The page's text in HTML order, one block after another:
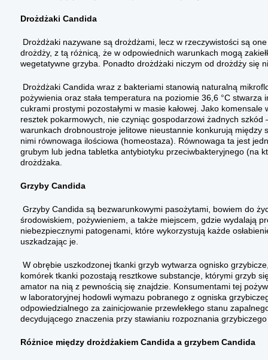
Drożdżaki Candida
Drożdżaki nazywane są drożdżami, lecz w rzeczywistości są
drożdży, z tą różnicą, że w odpowiednich warunkach mogą
wegetatywne grzyba. Ponadto drożdżaki niczym od drożdży się
Drożdżaki Candida wraz z bakteriami stanowią naturalną
pożywienia oraz stała temperatura na poziomie 36,6 °C
cukrami prostymi pozostałymi w masie kałowej. Jako
resztek pokarmowych, nie czyniąc gospodarzowi żadnych
warunkach drobnoustroje jelitowe nieustannie konkurują
nimi równowaga ilościowa (homeostaza). Równowaga ta jest
grubym lub jedna tabletka antybiotyku przeciwbakteryjnego (na
drożdżaka.
Grzyby Candida
Grzyby Candida są bezwarunkowymi pasożytami, bowiem do
środowiskiem, pożywieniem, a także miejscem, gdzie wydalają
niebezpiecznymi patogenami, które wykorzystują każde
uszkadzając je.
W obrębie uszkodzonej tkanki grzyb wytwarza ognisko
komórek tkanki pozostają resztkowe substancje, którymi grzyb
amator na nią z pewnością się znajdzie. Konsumentami tej
w laboratoryjnej hodowli wymazu pobranego z ogniska
odpowiedzialnego za zainicjowanie przewlekłego stanu
decydującego znaczenia przy stawianiu rozpoznania
Różnice między drożdżakiem Candida a grzybem Candida